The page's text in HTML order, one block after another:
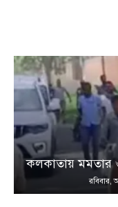
কলকাতায় মমতার
রবিবার,